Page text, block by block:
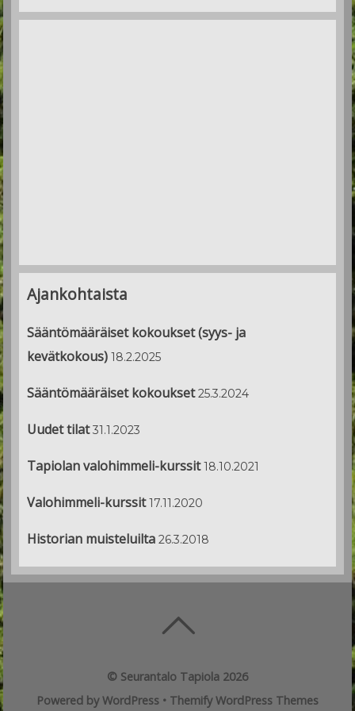
Ajankohtaista
Sääntömääräiset kokoukset (syys- ja
kevätkokous) 18.2.2025
Sääntömääräiset kokoukset 25.3.2024
Uudet tilat 31.1.2023
Tapiolan valohimmeli-kurssit 18.10.2021
Valohimmeli-kurssit 17.11.2020
Historian muisteluilta 26.3.2018
© Seurantalo Tapiola 2026
Powered byWordPress • Themify WordPress Themes